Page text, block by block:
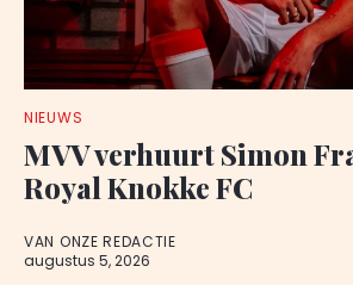
NIEUWS
MVV verhuurt Simon
Royal Knokke FC
VAN ONZE REDACTIE
augustus 5, 2026